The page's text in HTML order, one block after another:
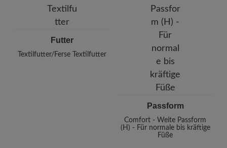
Futter
Textilfutter/Ferse Textilfutter
Passform
Comfort - Weite Passform
(H) - Für normale bis kräftige
Füße